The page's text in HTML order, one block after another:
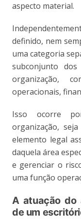
aspecto material.
definido, nem
uma categoria
subconjunto
organização,
operacionais,
Isso ocorre
organização,
elemento legal
daquela área
e gerenciar o
uma função
A atuação do
de um